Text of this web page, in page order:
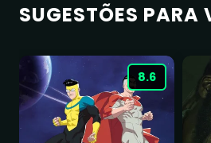
SUGESTÕES PARA
8.6